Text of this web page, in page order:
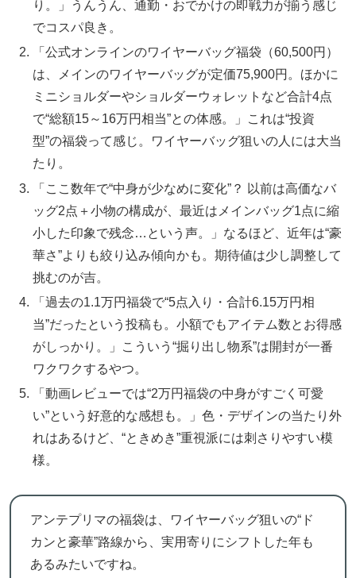
り。」うんうん、通勤・おでかけの即戦力が揃う感じ
でコスパ良き。
「公式オンラインのワイヤーバッグ福袋（60,500円）
は、メインのワイヤーバッグが定価75,900円。ほかに
ミニショルダーやショルダーウォレットなど合計4点
で“総額15～16万円相当”との体感。」これは“投資
型”の福袋って感じ。ワイヤーバッグ狙いの人には大当
たり。
「ここ数年で“中身が少なめに変化”？ 以前は高価なバ
ッグ2点＋小物の構成が、最近はメインバッグ1点に縮
小した印象で残念…という声。」なるほど、近年は“豪
華さ”よりも絞り込み傾向かも。期待値は少し調整して
挑むのが吉。
「過去の1.1万円福袋で“5点入り・合計6.15万円相
当”だったという投稿も。小額でもアイテム数とお得感
がしっかり。」こういう“掘り出し物系”は開封が一番
ワクワクするやつ。
「動画レビューでは“2万円福袋の中身がすごく可愛
い”という好意的な感想も。」色・デザインの当たり外
れはあるけど、“ときめき”重視派には刺さりやすい模
様。
アンテプリマの福袋は、ワイヤーバッグ狙いの“ド
カンと豪華”路線から、実用寄りにシフトした年も
あるみたいですね。